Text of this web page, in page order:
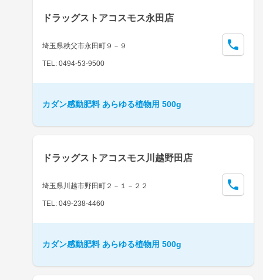
ドラッグストアコスモス永田店
埼玉県秩父市永田町９－９
TEL: 0494-53-9500
カダン感動肥料 あらゆる植物用 500g
ドラッグストアコスモス川越野田店
埼玉県川越市野田町２－１－２２
TEL: 049-238-4460
カダン感動肥料 あらゆる植物用 500g